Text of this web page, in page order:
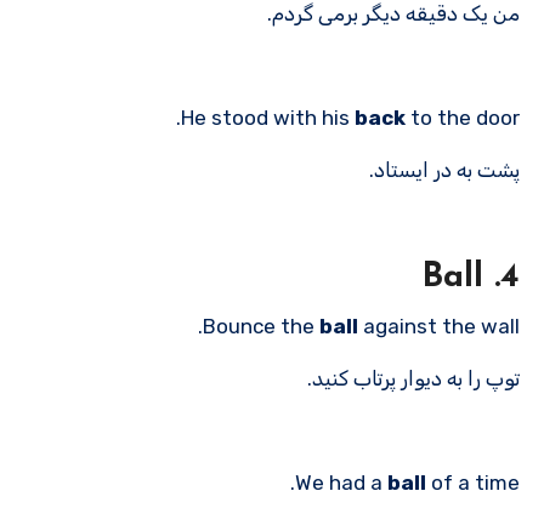
من یک دقیقه دیگر برمی گردم.
He stood with his back to the door.
پشت به در ایستاد.
4. Ball
Bounce the ball against the wall.
توپ را به دیوار پرتاب کنید.
We had a ball of a time.